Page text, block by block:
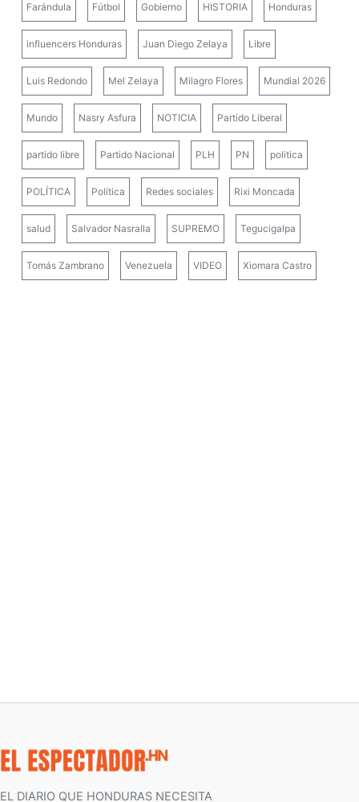
Farándula Fútbol Gobierno HISTORIA Honduras
influencers Honduras Juan Diego Zelaya Libre
Luis Redondo Mel Zelaya Milagro Flores Mundial 2026
Mundo Nasry Asfura NOTICIA Partido Liberal
partido libre Partido Nacional PLH PN politica
POLÍTICA Política Redes sociales Rixi Moncada
salud Salvador Nasralla SUPREMO Tegucigalpa
Tomás Zambrano Venezuela VIDEO Xiomara Castro
EL DIARIO QUE HONDURAS NECESITA